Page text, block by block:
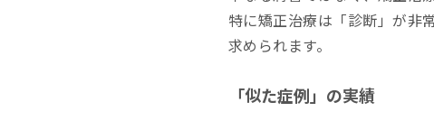
特に矯正治療は「診断」が非
求められます。
「似た症例」の実績